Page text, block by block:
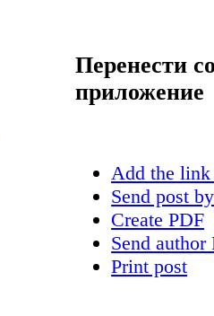
Перенести
приложение
Add the
Send post
Create PDF
Send
Print post